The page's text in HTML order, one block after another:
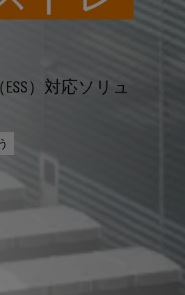
）対応ソリュ